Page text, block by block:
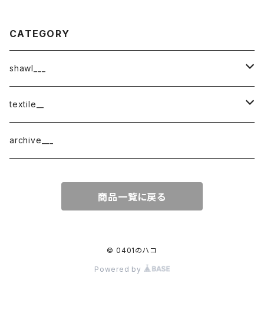
CATEGORY
shawl___
cotton
border
cotton × wool
textile__
織物
archive___
商品一覧に戻る
© 0401のハコ
Powered by